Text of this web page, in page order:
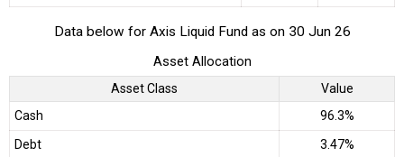
Data below for Axis Liquid Fund as on 30 Jun 26
Asset Allocation
Asset Class
Value
Cash
96.3%
Debt
3.47%